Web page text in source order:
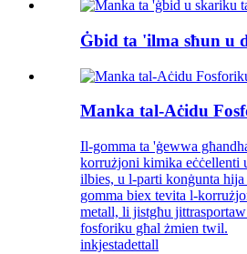
Ġbid ta 'ilma sħun u
Manka tal-Aċidu
Il-gomma ta 'ġewwa
korrużjoni kimika eċċellenti
ilbies, u l-parti konġunta
gomma biex tevita l-
metall, li jistgħu
fosforiku għal żmien twil.
inkjestadettall